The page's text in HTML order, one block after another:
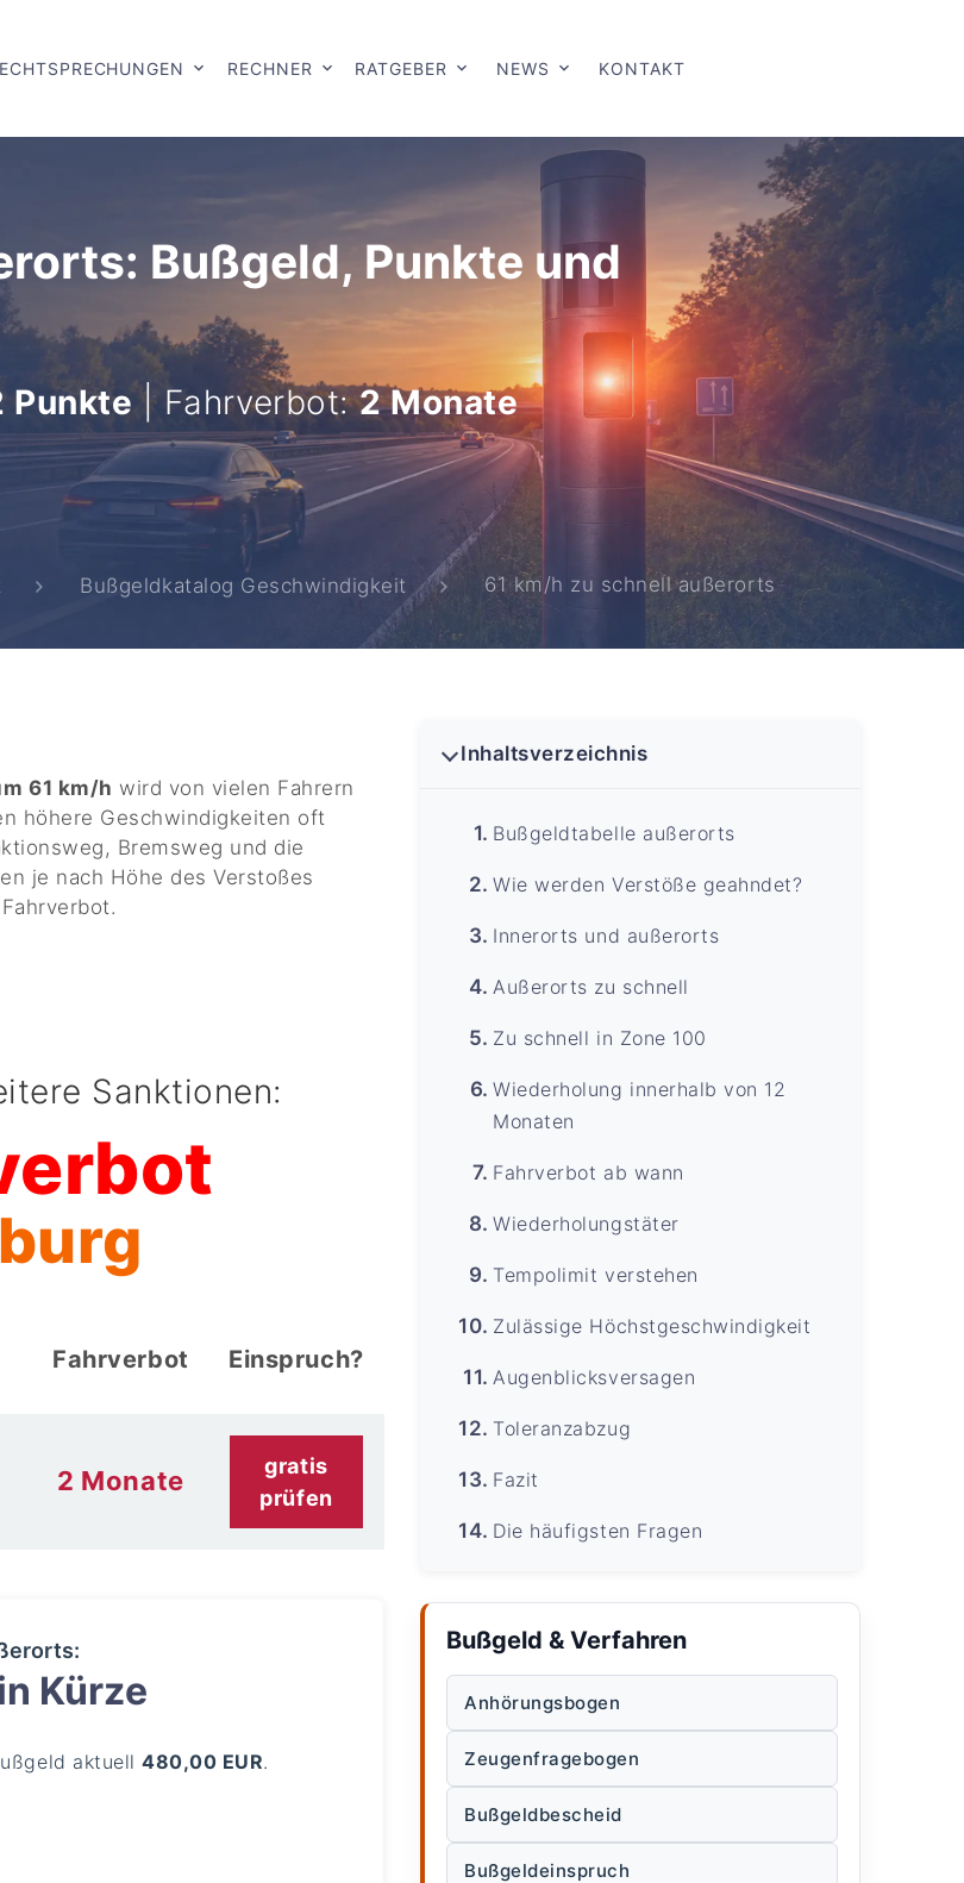
RECHNER RATGEBER NEWS KONTAKT
Bußgeld, Punkte und
Punkte| Fahrverbot:2 Monate
Bußgeldkatalog Geschwindigkeit 61 km/h zu schnell außerorts
61 km/h wird von vielen Fahrern
höhere Geschwindigkeiten oft
Bremsweg und die
je nach Höhe des Verstoßes
Sanktionen:
Fahrverbot Einspruch?
2 Monate
gratis
prüfen
Kürze
aktuell480,00 EUR.
Inhaltsverzeichnis
Bußgeldtabelle außerorts
Wie werden Verstöße geahndet?
Innerorts und außerorts
Außerorts zu schnell
Zu schnell in Zone 100
Wiederholung innerhalb von 12
Monaten
Fahrverbot ab wann
Wiederholungstäter
Tempolimit verstehen
Zulässige Höchstgeschwindigkeit
Augenblicksversagen
Toleranzabzug
Fazit
Die häufigsten Fragen
Bußgeld & Verfahren
Anhörungsbogen
Zeugenfragebogen
Bußgeldbescheid
Bußgeldeinspruch